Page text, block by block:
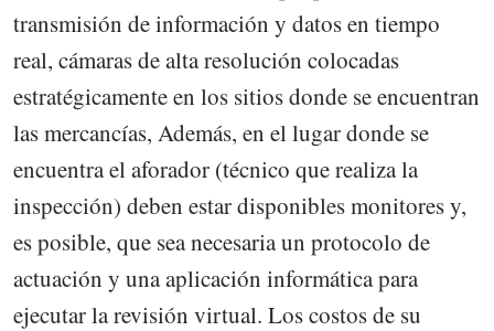
transmisión de información y datos en tiempo
real, cámaras de alta resolución colocadas
estratégicamente en los sitios donde se encuentran
las mercancías, Además, en el lugar donde se
encuentra el aforador (técnico que realiza la
inspección) deben estar disponibles monitores y,
es posible, que sea necesaria un protocolo de
actuación y una aplicación informática para
ejecutar la revisión virtual. Los costos de su